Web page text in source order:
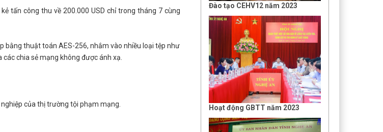
tấn công thu về 200.000 USD chỉ trong tháng 7 cùng
bằng thuật toán AES-256, nhắm vào nhiều loại tệp như
chia sẻ mạng không được ánh xạ.
của thị trường tội phạm mạng.
Đào tạo CEHV12 năm 2023
Hoạt động GBTT năm 2023